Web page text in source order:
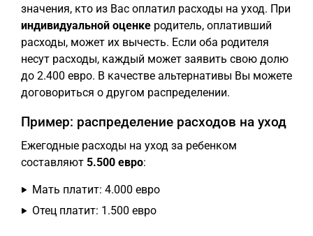
значения, кто из Вас оплатил расходы на уход. При
индивидуальной оценке родитель, оплативший
расходы, может их вычесть. Если оба родителя
несут расходы, каждый может заявить свою долю
до 2.400 евро. В качестве альтернативы Вы можете
договориться о другом распределении.
Пример: распределение расходов на уход
Ежегодные расходы на уход за ребенком
составляют 5.500 евро:
Мать платит: 4.000 евро
Отец платит: 1.500 евро